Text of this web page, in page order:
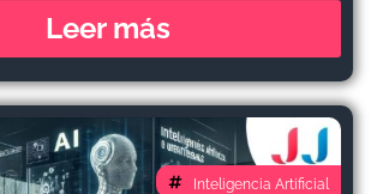
Leer más
Inteligencia Artificial